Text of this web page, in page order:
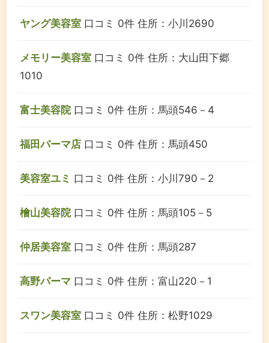
ヤング美容室 口コミ 0件 住所：小川2690
メモリー美容室 口コミ 0件 住所：大山田下郷
1010
富士美容院 口コミ 0件 住所：馬頭546－4
福田パーマ店 口コミ 0件 住所：馬頭450
美容室ユミ 口コミ 0件 住所：小川790－2
檜山美容院 口コミ 0件 住所：馬頭105－5
仲居美容室 口コミ 0件 住所：馬頭287
高野パーマ 口コミ 0件 住所：富山220－1
スワン美容室 口コミ 0件 住所：松野1029